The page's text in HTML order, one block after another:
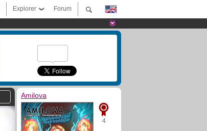
Forum
Explorer
Amilova
4